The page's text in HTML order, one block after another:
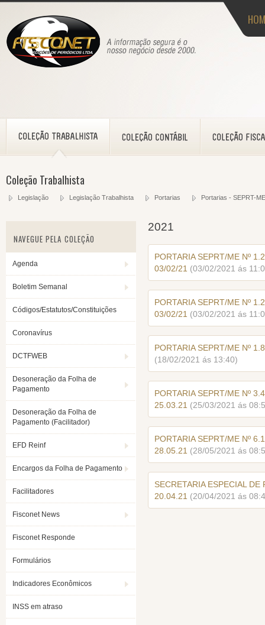
Coleção Trabalhista
Legislação Legislação Trabalhista Portarias Portarias - SEPRT-ME
NAVEGUE PELA COLEÇÃO
Agenda
Boletim Semanal
Códigos/Estatutos/Constituições
Coronavírus
DCTFWEB
Desoneração da Folha de
Pagamento
Desoneração da Folha de
Pagamento (Facilitador)
EFD Reinf
Encargos da Folha de Pagamento
Facilitadores
Fisconet News
Fisconet Responde
Formulários
Indicadores Econômicos
INSS em atraso
2021
PORTARIA SEPRT/ME Nº
03/02/21 (03/02/2021 ás
PORTARIA SEPRT/ME Nº
03/02/21 (03/02/2021 ás
PORTARIA SEPRT/ME Nº
(18/02/2021 ás 13:40)
PORTARIA SEPRT/ME Nº
25.03.21 (25/03/2021 ás
PORTARIA SEPRT/ME Nº
28.05.21 (28/05/2021 ás
SECRETARIA ESPECIAL
20.04.21 (20/04/2021 ás